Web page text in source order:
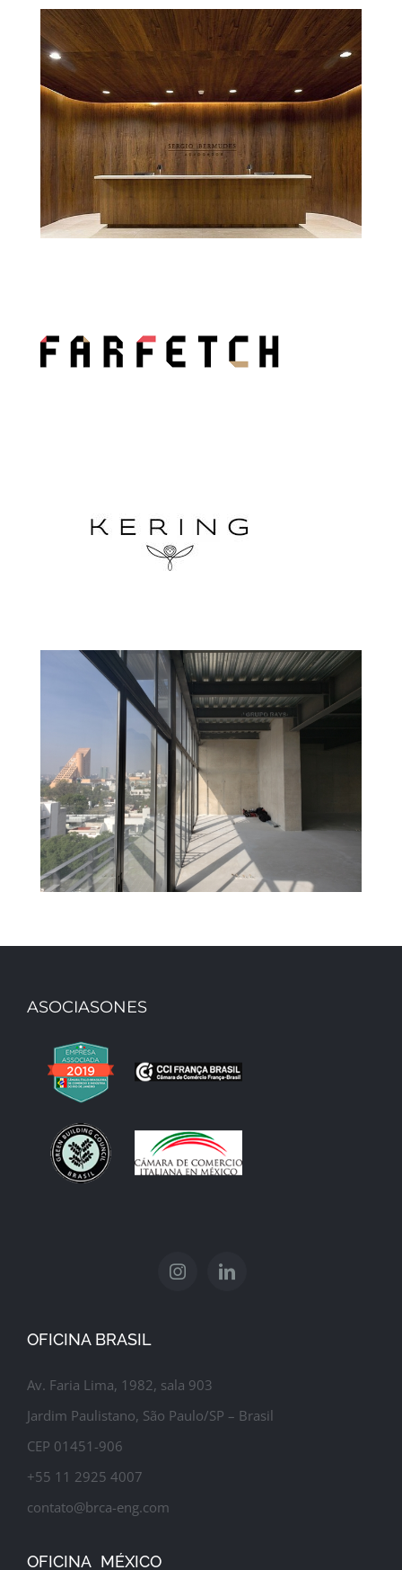
Cleary Gottlieb Steen & Hamilton
Oficina De Abogados
Sérgio Bermudes Oficina De
Farfetch
Kering
Gucci – Oficina Gucci México DF
ASOCIASONES
OFICINA BRASIL
Av. Faria Lima, 1982, sala 903
Jardim Paulistano, São Paulo/SP – Brasil
CEP 01451-906
+55 11 2925 4007
contato@brca-eng.com
OFICINA MÉXICO